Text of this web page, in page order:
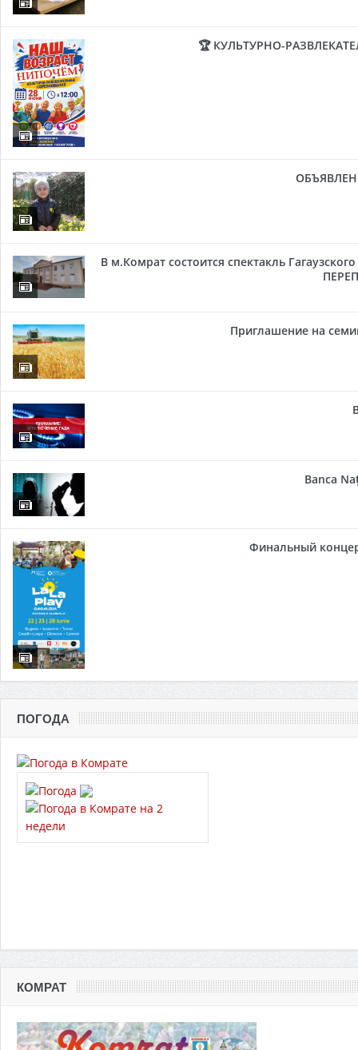
🏆 КУЛЬТУРНО-
В м.Комрат состоится спектакль
Приглашение на
Banca
Финальный
ПОГОДА
КОМРАТ